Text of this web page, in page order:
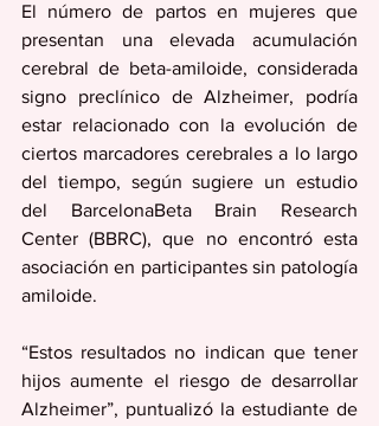
El número de partos en mujeres que
presentan una elevada acumulación
cerebral de beta-amiloide, considerada
signo preclínico de Alzheimer, podría
estar relacionado con la evolución de
ciertos marcadores cerebrales a lo largo
del tiempo, según sugiere un estudio
del BarcelonaBeta Brain Research
Center (BBRC), que no encontró esta
asociación en participantes sin patología
amiloide.
“Estos resultados no indican que tener
hijos aumente el riesgo de desarrollar
Alzheimer”, puntualizó la estudiante de